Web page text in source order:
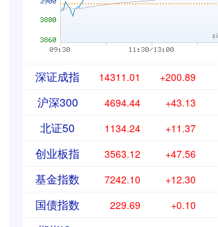
深证成指 14311.01 +200.89
沪深300 4694.44 +43.13
北证50 1134.24 +11.37
创业板指 3563.12 +47.56
基金指数 7242.10 +12.30
国债指数 229.69 +0.10